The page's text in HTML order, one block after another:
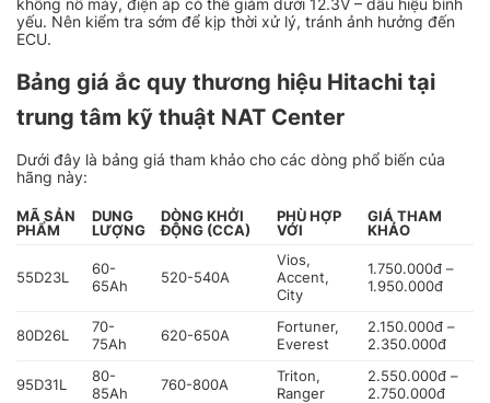
yếu. Nên kiểm tra sớm để kịp thời xử lý, tránh ảnh hưởng đến
ECU.
Bảng giá ắc quy thương hiệu Hitachi tại
trung tâm kỹ thuật NAT Center
Dưới đây là bảng giá tham khảo cho các dòng phổ biến của
hãng này:
MÃ SẢN
PHẨM
DUNG
LƯỢNG
DÒNG KHỞI
ĐỘNG (CCA)
PHÙ HỢP
VỚI
GIÁ THAM
KHẢO
55D23L
60-
65Ah
520-540A
Vios,
Accent,
City
1.750.000đ –
1.950.000đ
80D26L
70-
75Ah
620-650A
Fortuner,
Everest
2.150.000đ –
2.350.000đ
95D31L
80-
85Ah
760-800A
Triton,
Ranger
2.550.000đ –
2.750.000đ